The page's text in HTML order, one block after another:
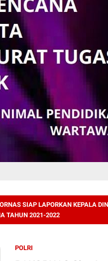
SIAP LAPORKAN KEPALA
TAHUN 2021-2022
POLRI